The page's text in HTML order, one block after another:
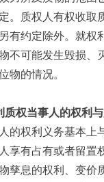
。质权人有权收取
有约定除外。就权
不可能发生毁损、
物的情况。
权当事人的权利与
权利义务基本上
享有占有或者留置
孳息的权利、变价